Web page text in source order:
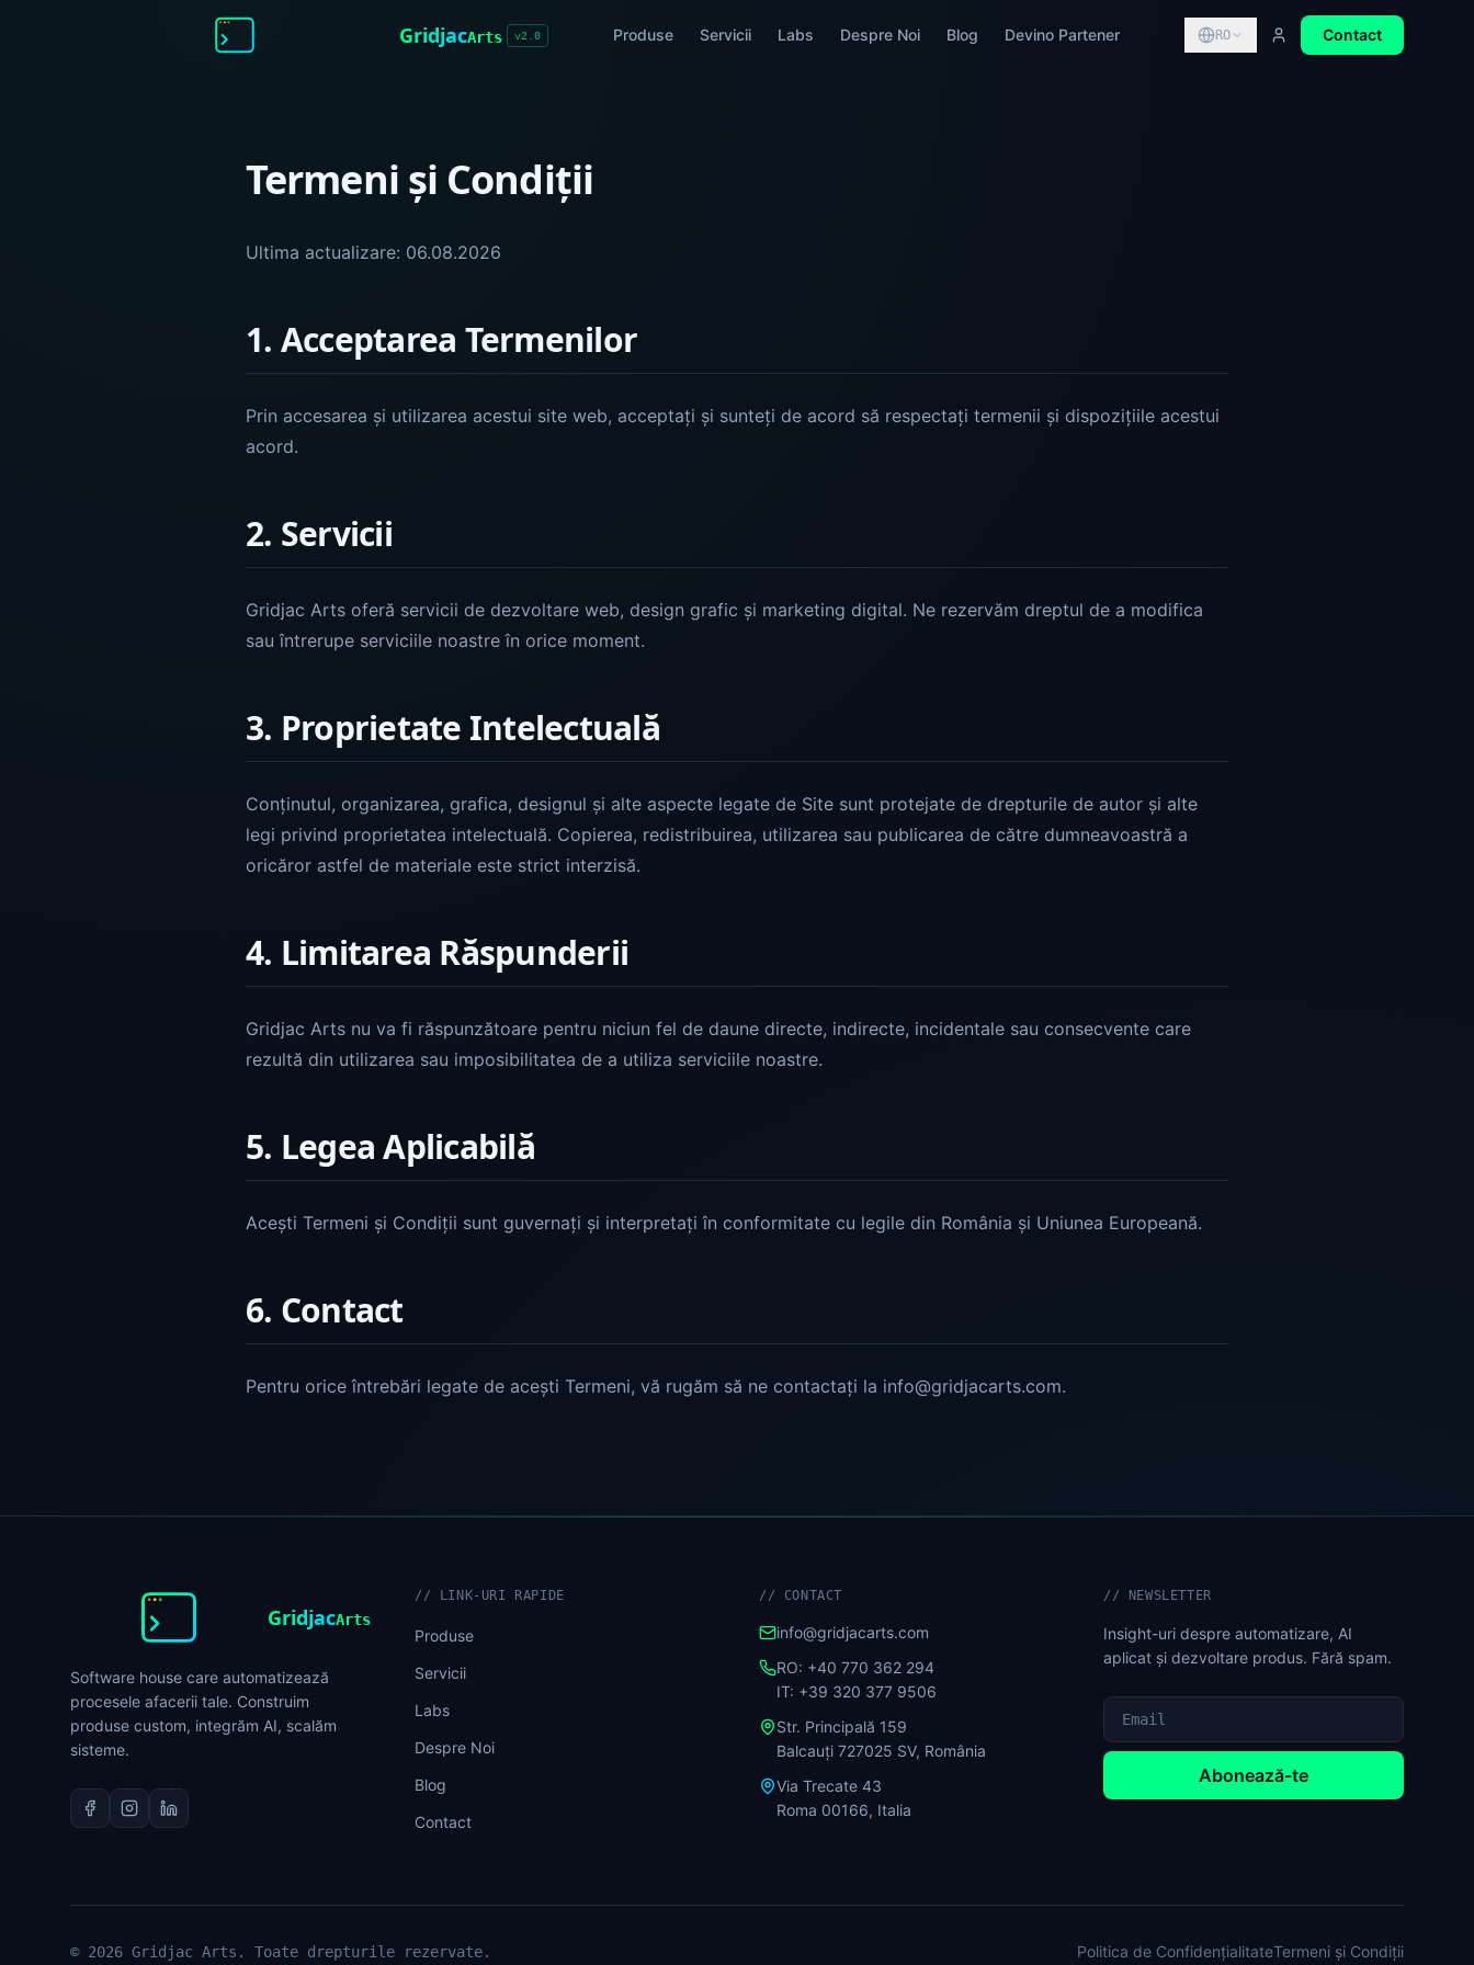
GridjacArts v2.0 Produse Servicii Labs Despre Noi Blog Devino Partener RO Contact
Termeni și Condiții
Ultima actualizare: 06.08.2026
1. Acceptarea Termenilor
Prin accesarea și utilizarea acestui site web, acceptați și sunteți de acord să respectați termenii și dispozițiile acestui
acord.
2. Servicii
Gridjac Arts oferă servicii de dezvoltare web, design grafic și marketing digital. Ne rezervăm dreptul de a modifica
sau întrerupe serviciile noastre în orice moment.
3. Proprietate Intelectuală
Conținutul, organizarea, grafica, designul și alte aspecte legate de Site sunt protejate de drepturile de autor și alte
legi privind proprietatea intelectuală. Copierea, redistribuirea, utilizarea sau publicarea de către dumneavoastră a
oricăror astfel de materiale este strict interzisă.
4. Limitarea Răspunderii
Gridjac Arts nu va fi răspunzătoare pentru niciun fel de daune directe, indirecte, incidentale sau consecvente care
rezultă din utilizarea sau imposibilitatea de a utiliza serviciile noastre.
5. Legea Aplicabilă
Acești Termeni și Condiții sunt guvernați și interpretați în conformitate cu legile din România și Uniunea Europeană.
6. Contact
Pentru orice întrebări legate de acești Termeni, vă rugăm să ne contactați la info@gridjacarts.com.
GridjacArts
Software house care automatizează
procesele afacerii tale. Construim
produse custom, integrăm AI, scalăm
sisteme.
// LINK-URI RAPIDE
Produse
Servicii
Labs
Despre Noi
Blog
Contact
// CONTACT
info@gridjacarts.com
RO: +40 770 362 294
IT: +39 320 377 9506
Str. Principală 159
Balcauți 727025 SV, România
Via Trecate 43
Roma 00166, Italia
// NEWSLETTER
Insight-uri despre automatizare, AI
aplicat și dezvoltare produs. Fără spam.
Abonează-te
© 2026 Gridjac Arts . Toate drepturile rezervate. Politica de ConfidențialitateTermeni și Condiții